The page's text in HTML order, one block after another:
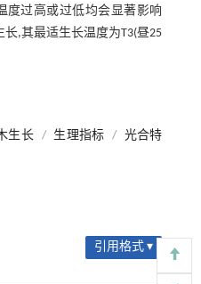
度过高或过低均会显著影响
长,其最适生长温度为T3(昼25
生长 / 生理指标 / 光合特
引用格式 ▾